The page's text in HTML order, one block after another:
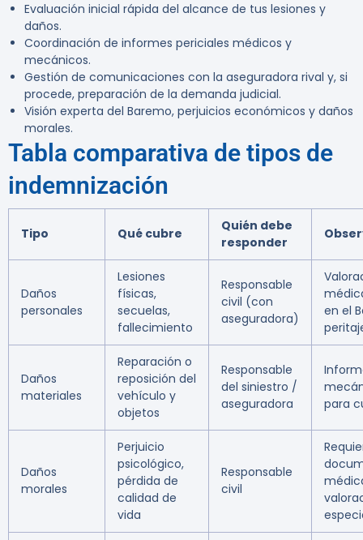
Evaluación inicial rápida del alcance de tus lesiones y
daños.
Coordinación de informes periciales médicos y
mecánicos.
Gestión de comunicaciones con la aseguradora rival y, si
procede, preparación de la demanda judicial.
Visión experta del Baremo, perjuicios económicos y daños
morales.
Tabla comparativa de tipos de
indemnización
Tipo Qué cubre
Quién debe
responder
Daños
personales
Lesiones
físicas,
secuelas,
fallecimiento
Responsable
civil (con
aseguradora)
en el
Daños
materiales
Reparación o
reposición del
vehículo y
objetos
Responsable
del siniestro /
aseguradora
para
Daños
morales
Perjuicio
psicológico,
pérdida de
calidad de
vida
Responsable
civil